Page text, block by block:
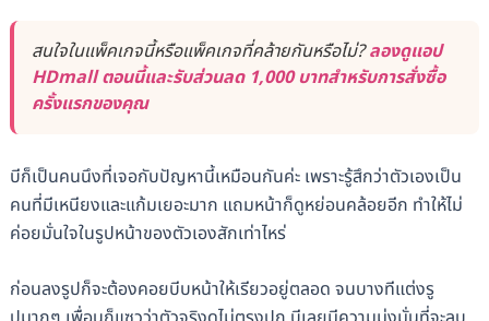
สนใจในแพ็คเกจนี้หรือแพ็คเกจที่คล้ายกันหรือไม่?ลองดูแอป
HDmall ตอนนี้และรับส่วนลด 1,000 บาทสำหรับการสั่งซื้อ
ครั้งแรกของคุณ
บีก็เป็นคนนึงที่เจอกับปัญหานี้เหมือนกันค่ะ เพราะรู้สึกว่าตัวเองเป็น
คนที่มีเหนียงและแก้มเยอะมาก แถมหน้าก็ดูหย่อนคล้อยอีก ทำให้ไม่
ค่อยมั่นใจในรูปหน้าของตัวเองสักเท่าไหร่
ก่อนลงรูปก็จะต้องคอยบีบหน้าให้เรียวอยู่ตลอด จนบางทีแต่งรู